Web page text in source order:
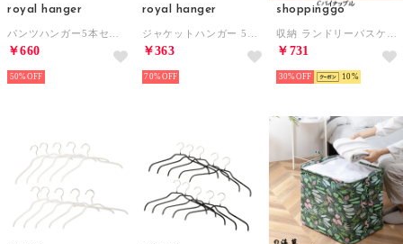
royal hanger
￥660
50%
royal hanger
￥363
70%
shoppinggo
￥731
30% 10